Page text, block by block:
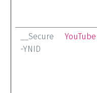
__Secure
-YNID
YouTube